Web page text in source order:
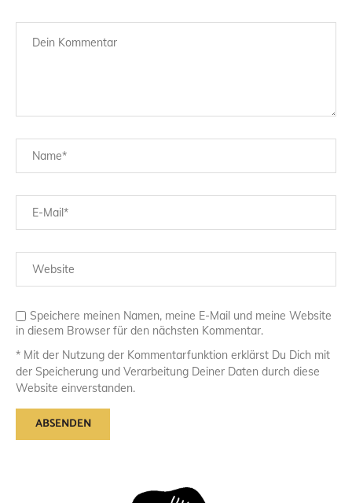
Speichere meinen Namen, meine E-Mail und meine Website
in diesem Browser für den nächsten Kommentar.
* Mit der Nutzung der Kommentarfunktion erklärst Du Dich mit
der Speicherung und Verarbeitung Deiner Daten durch diese
Website einverstanden.